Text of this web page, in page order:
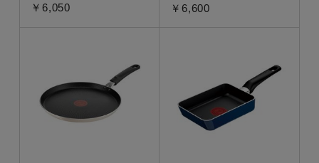
※「長持ち」表記はチタン・コーティングとの比較
サイズ
￥6,050 ￥6,600